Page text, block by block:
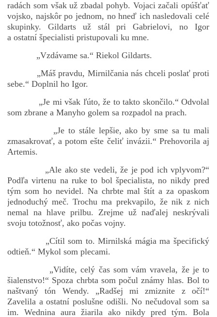
radách som však už zbadal pohyb. Vojaci začali opúšťať
vojsko, najskôr po jednom, no hneď ich nasledovali celé
skupinky. Gildarts už stál pri Gabrielovi, no Igor
a ostatní špecialisti pristupovali ku mne.
„Vzdávame sa.“ Riekol Gildarts.
„Máš pravdu, Mirnilčania nás chceli poslať proti
sebe.“ Doplnil ho Igor.
„Je mi však ľúto, že to takto skončilo.“ Odvolal
som zbrane a Manyho golem sa rozpadol na prach.
„Je to stále lepšie, ako by sme sa tu mali
zmasakrovať, a potom ešte čeliť invázii.“ Prehovorila aj
Artemis.
„Ale ako ste vedeli, že je pod ich vplyvom?“
Podľa virtenu na ruke to bol špecialista, no nikdy pred
tým som ho nevidel. Na chrbte mal štít a za opaskom
jednoduchý meč. Trochu ma prekvapilo, že nik z nich
nemal na hlave prilbu. Zrejme už naďalej neskrývali
svoju totožnosť, ako počas vojny.
„Cítil som to. Mirnilská mágia ma špecifický
odtieň.“ Mykol som plecami.
„Vidíte, celý čas som vám vravela, že je to
šialenstvo!“ Spoza chrbta som počul známy hlas. Bol to
naštvaný tón Wendy. „Radšej mi zmiznite z očí!“
Zavelila a ostatní poslušne odišli. No nečudoval som sa
im. Wednina aura žiarila ako nikdy pred tým. Bola